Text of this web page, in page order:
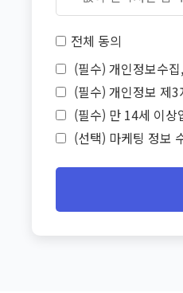
전체 동의
(필수) 개인정보수
(필수) 개인정보 제
(필수) 만 14세 이상
(선택) 마케팅 정보